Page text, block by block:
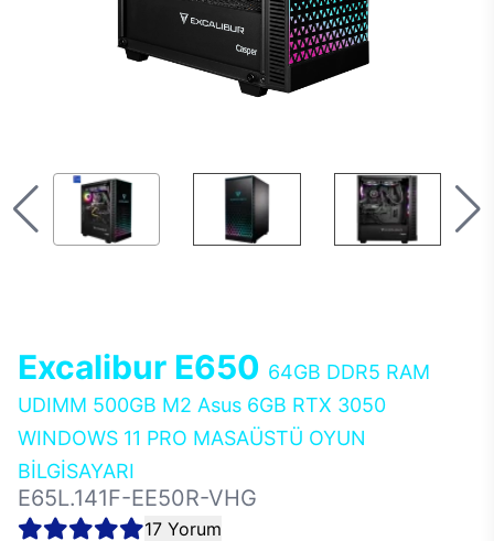
Excalibur E650 64GB DDR5 RAM
UDIMM 500GB M2 Asus 6GB RTX 3050
WINDOWS 11 PRO MASAÜSTÜ OYUN
BİLGİSAYARI
E65L.141F-EE50R-VHG
17 Yorum